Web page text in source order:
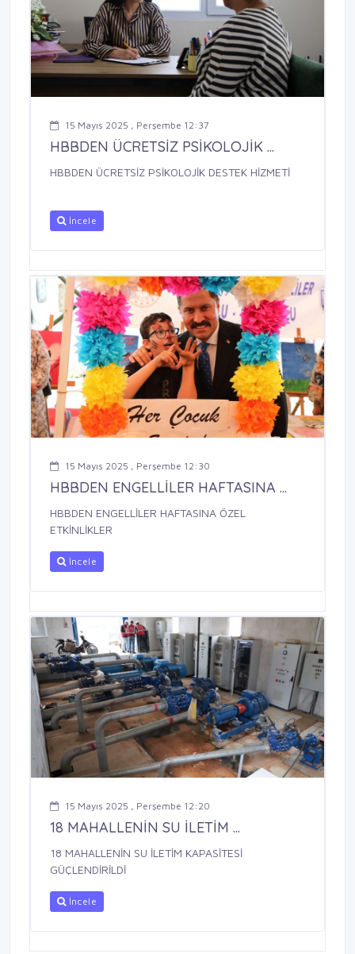
15 Mayıs 2025 , Perşembe 12:37
HBBDEN ÜCRETSİZ PSİKOLOJİK ...
HBBDEN ÜCRETSİZ PSİKOLOJİK DESTEK HİZMETİ
İncele
15 Mayıs 2025 , Perşembe 12:30
HBBDEN ENGELLİLER HAFTASINA ...
HBBDEN ENGELLİLER HAFTASINA ÖZEL
ETKİNLİKLER
İncele
15 Mayıs 2025 , Perşembe 12:20
18 MAHALLENİN SU İLETİM ...
18 MAHALLENİN SU İLETİM KAPASİTESİ
GÜÇLENDİRİLDİ
İncele